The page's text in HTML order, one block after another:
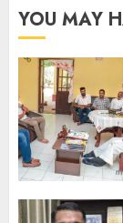
YOU MAY